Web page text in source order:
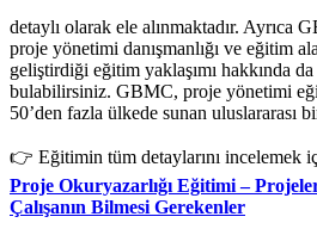
detaylı olarak ele alınmaktadır. Ayrıca
proje yönetimi danışmanlığı ve eğitim
geliştirdiği eğitim yaklaşımı hakkında
bulabilirsiniz. GBMC, proje yönetimi
50’den fazla ülkede sunan uluslararası
👉 Eğitimin tüm detaylarını incelemek
Proje Okuryazarlığı Eğitimi –
Çalışanın Bilmesi Gerekenler